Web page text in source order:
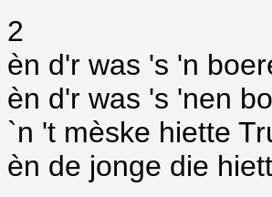
2
èn d'r was 's 'n
èn d'r was 's 'nen
`n 't mèske hiette
èn de jonge die